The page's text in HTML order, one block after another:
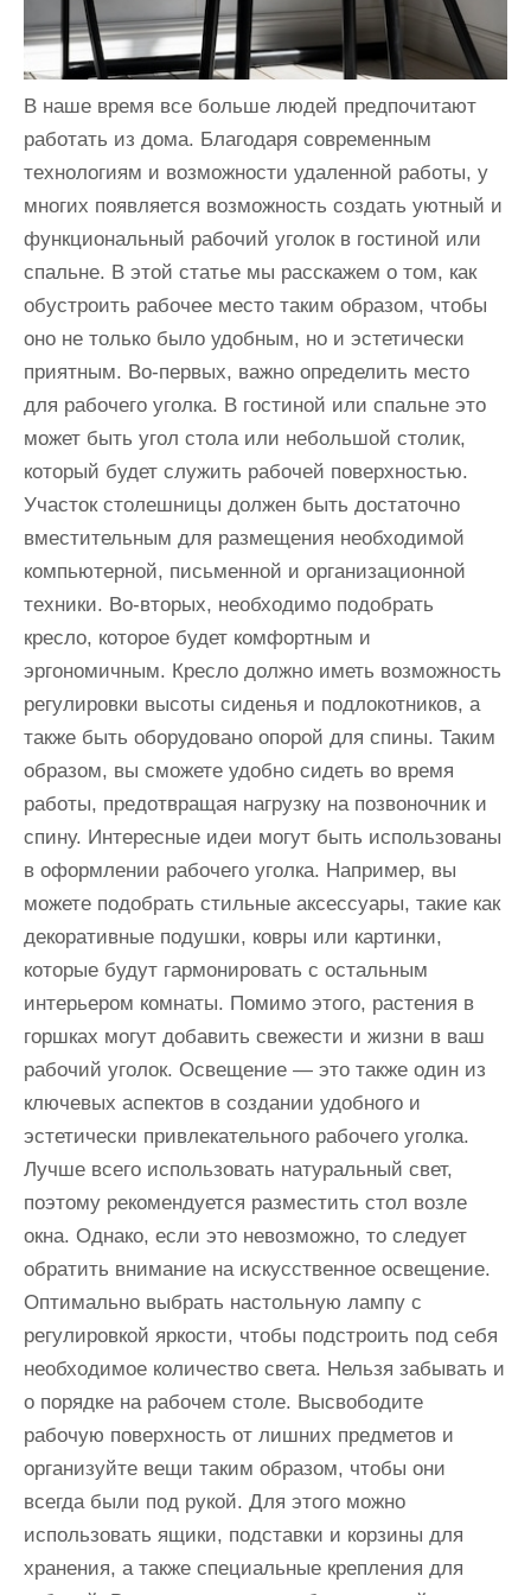
В наше время все больше людей предпочитают
работать из дома. Благодаря современным
технологиям и возможности удаленной работы, у
многих появляется возможность создать уютный и
функциональный рабочий уголок в гостиной или
спальне. В этой статье мы расскажем о том, как
обустроить рабочее место таким образом, чтобы
оно не только было удобным, но и эстетически
приятным. Во-первых, важно определить место
для рабочего уголка. В гостиной или спальне это
может быть угол стола или небольшой столик,
который будет служить рабочей поверхностью.
Участок столешницы должен быть достаточно
вместительным для размещения необходимой
компьютерной, письменной и организационной
техники. Во-вторых, необходимо подобрать
кресло, которое будет комфортным и
эргономичным. Кресло должно иметь возможность
регулировки высоты сиденья и подлокотников, а
также быть оборудовано опорой для спины. Таким
образом, вы сможете удобно сидеть во время
работы, предотвращая нагрузку на позвоночник и
спину. Интересные идеи могут быть использованы
в оформлении рабочего уголка. Например, вы
можете подобрать стильные аксессуары, такие как
декоративные подушки, ковры или картинки,
которые будут гармонировать с остальным
интерьером комнаты. Помимо этого, растения в
горшках могут добавить свежести и жизни в ваш
рабочий уголок. Освещение — это также один из
ключевых аспектов в создании удобного и
эстетически привлекательного рабочего уголка.
Лучше всего использовать натуральный свет,
поэтому рекомендуется разместить стол возле
окна. Однако, если это невозможно, то следует
обратить внимание на искусственное освещение.
Оптимально выбрать настольную лампу с
регулировкой яркости, чтобы подстроить под себя
необходимое количество света. Нельзя забывать и
о порядке на рабочем столе. Высвободите
рабочую поверхность от лишних предметов и
организуйте вещи таким образом, чтобы они
всегда были под рукой. Для этого можно
использовать ящики, подставки и корзины для
хранения, а также специальные крепления для